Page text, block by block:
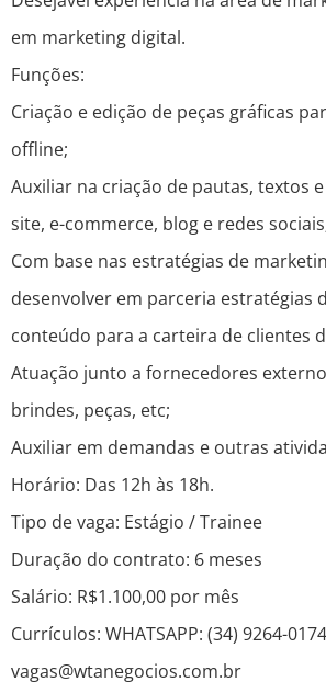
em marketing digital.
Funções:
Criação e edição de peças gráficas
offline;
Auxiliar na criação de pautas, textos
site, e-commerce, blog e redes
Com base nas estratégias de
desenvolver em parceria estratégias
conteúdo para a carteira de clientes
Atuação junto a fornecedores
brindes, peças, etc;
Auxiliar em demandas e outras
Horário: Das 12h às 18h.
Tipo de vaga: Estágio / Trainee
Duração do contrato: 6 meses
Salário: R$1.100,00 por mês
Currículos: WHATSAPP: (34) 9264-
vagas@wtanegocios.com.br